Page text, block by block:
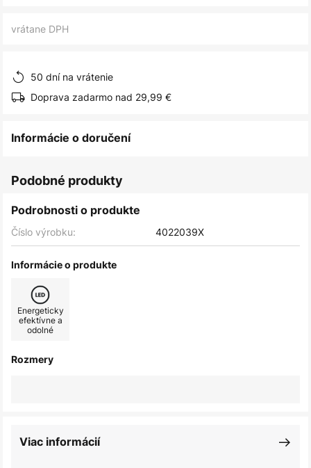
vrátane DPH
50 dní na vrátenie
Doprava zadarmo nad 29,99 €
Informácie o doručení
Podobné produkty
Podrobnosti o produkte
Číslo výrobku: 4022039X
Informácie o produkte
Energeticky
efektívne a
odolné
Rozmery
Viac informácií